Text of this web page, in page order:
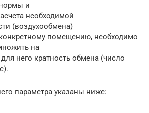
и
необходимой
(воздухообмена)
помещению, необходимо
на
него кратность обмена (число
параметра указаны ниже: